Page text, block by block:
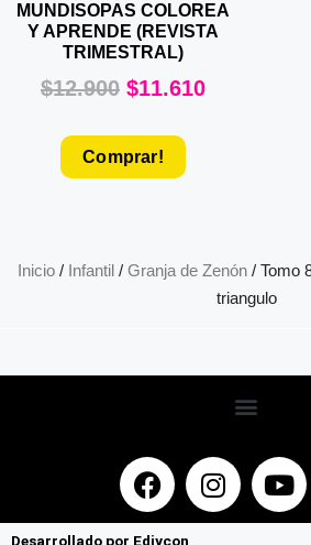
MUNDISOPAS COLOREA
Y APRENDE (REVISTA
TRIMESTRAL)
$12.900 $11.610
Comprar!
Inicio/ Infantil/ Granja de Zenón/ Tomo
triangulo
Desarrollado por Ediycon